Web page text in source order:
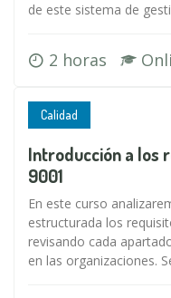
de este sistema de
2 horas
Calidad
Introducción a los
9001
En este curso
estructurada los
revisando cada
en las organizaciones.